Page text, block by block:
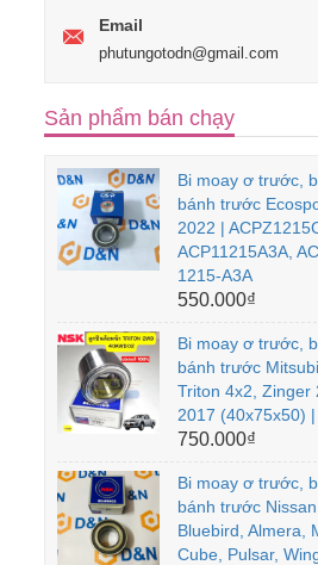
Email
phutungotodn@gmail.com
Sản phẩm bán chạy
Bi moay ơ trước,
bánh trước
2022 |
ACP11215A3A,
1215-A3A
550.000₫
Bi moay ơ trước,
bánh trước
Triton 4x2, Zinger
2017 (40x75x50) |
750.000₫
Bi moay ơ trước,
bánh trước Nissan
Bluebird, Almera,
Cube, Pulsar,